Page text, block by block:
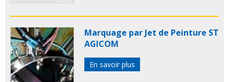
Marquage par Jet de Peinture ST
AGICOM
En savoir plus